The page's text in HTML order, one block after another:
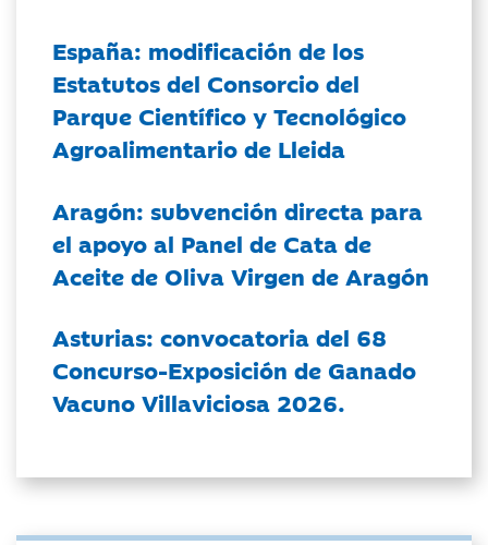
España: modificación de los
Estatutos del Consorcio del
Parque Científico y Tecnológico
Agroalimentario de Lleida
Aragón: subvención directa para
el apoyo al Panel de Cata de
Aceite de Oliva Virgen de Aragón
Asturias: convocatoria del 68
Concurso-Exposición de Ganado
Vacuno Villaviciosa 2026.